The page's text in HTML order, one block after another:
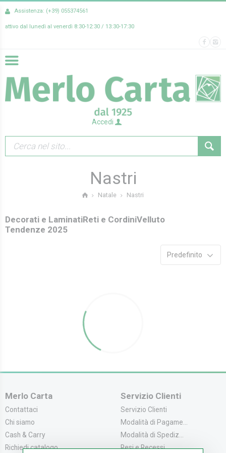
Assistenza: (+39) 055374561
attivo dal lunedì al venerdì 8:30-12:30 / 13:30-17:30
Accedi
Nastri
Natale Nastri
Decorati e LaminatiReti e CordiniVelluto
Tendenze 2025
Predefinito
Merlo Carta
Contattaci
Chi siamo
Cash & Carry
Richiedi catalogo
Servizio Clienti
Servizio Clienti
Modalità di Pagame...
Modalità di Spediz...
Resi e Recessi